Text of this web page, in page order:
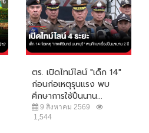
ตร. เปิดไทม์ไลน์ "เด็ก 14"
ก่อนก่อเหตุรุนแรง พบ
ศึกษาการใช้ปืนนาน...
9 สิงหาคม 2569
1,544